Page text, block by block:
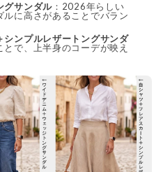
グサンダル：2026年らしい
に高さがあることでバラン
シンプルレザートングサンダ
で、上半身のコーデが映え